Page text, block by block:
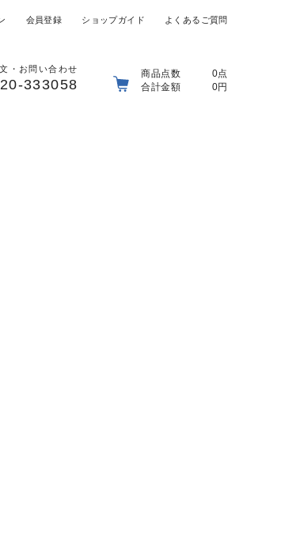
会員登録 ショップガイド よくあるご質問
・お問い合わせ
333058
商品点数
0点
合計金額
0円